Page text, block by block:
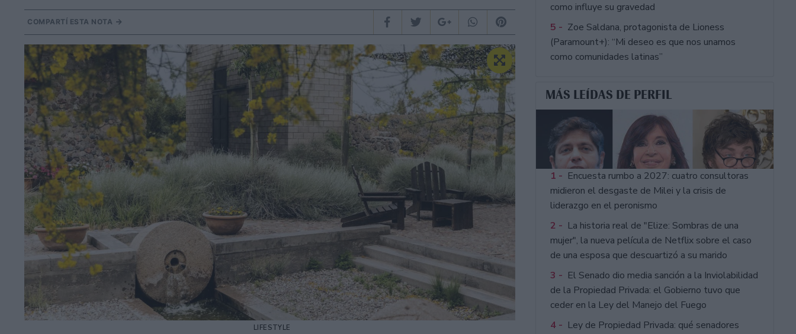
COMPARTÍ ESTA NOTA
LIFESTYLE
como influye su gravedad
5 - Zoe Saldana, protagonista de Lioness
(Paramount+): “Mi deseo es que nos unamos
como comunidades latinas”
MÁS LEÍDAS DE PERFIL
1 - Encuesta rumbo a 2027: cuatro consultoras
midieron el desgaste de Milei y la crisis de
liderazgo en el peronismo
2 - La historia real de "Elize: Sombras de una
mujer", la nueva película de Netflix sobre el caso
de una esposa que descuartizó a su marido
3 - El Senado dio media sanción a la Inviolabilidad
de la Propiedad Privada: el Gobierno tuvo que
ceder en la Ley del Manejo del Fuego
4 - Ley de Propiedad Privada: qué senadores